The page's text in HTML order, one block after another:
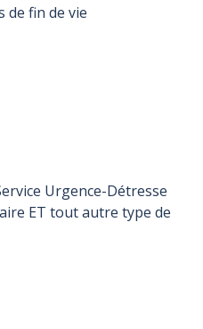
de fin de vie
Urgence-Détresse
ET tout autre type de